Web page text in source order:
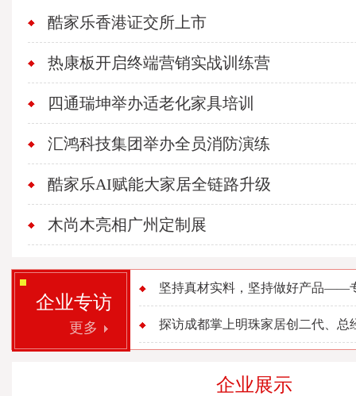
酷家乐香港证交所上市
热康板开启终端营销实战训练营
四通瑞坤举办适老化家具培训
汇鸿科技集团举办全员消防演练
酷家乐AI赋能大家居全链路升级
木尚木亮相广州定制展
企业专访
更多
坚持真材实料，坚持做好产品——
探访成都掌上明珠家居创二代、总
企业展示